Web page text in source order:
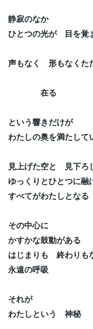
静寂のなか
ひとつの光が 目を覚
声もなく 形もなくた
在る
という響きだけが
わたしの奥を満たして
見上げた空と 見下ろ
ゆっくりとひとつに融
すべてがわたしとなる
その中心に
かすかな鼓動がある
はじまりも 終わりも
永遠の呼吸
それが
わたしという 神秘